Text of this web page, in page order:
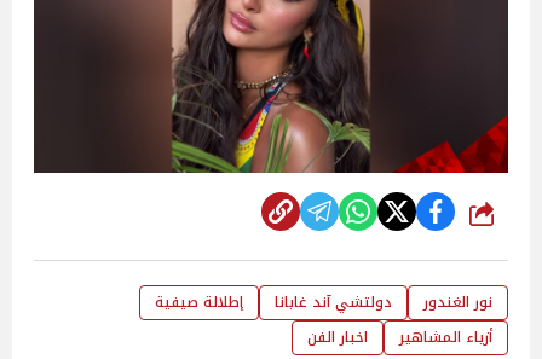
شارك
نور الغندور دولتشي آند غابانا
إطلالة صيفية
أزياء المشاهير
اخبار الفن